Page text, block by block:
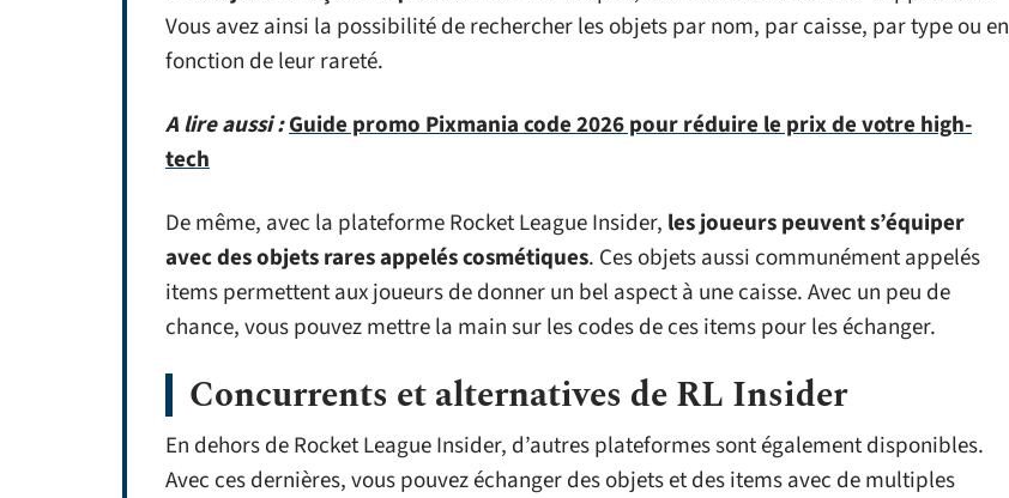
Vous avez ainsi la possibilité de rechercher les objets par nom, par caisse, par type ou en
fonction de leur rareté.
A lire aussi :Guide promo Pixmania code 2026 pour réduire le prix de votre high-
tech
De même, avec la plateforme Rocket League Insider, les joueurs peuvent s’équiper
avec des objets rares appelés cosmétiques. Ces objets aussi communément appelés
items permettent aux joueurs de donner un bel aspect à une caisse. Avec un peu de
chance, vous pouvez mettre la main sur les codes de ces items pour les échanger.
Concurrents et alternatives de RL Insider
En dehors de Rocket League Insider, d’autres plateformes sont également disponibles.
Avec ces dernières, vous pouvez échanger des objets et des items avec de multiples